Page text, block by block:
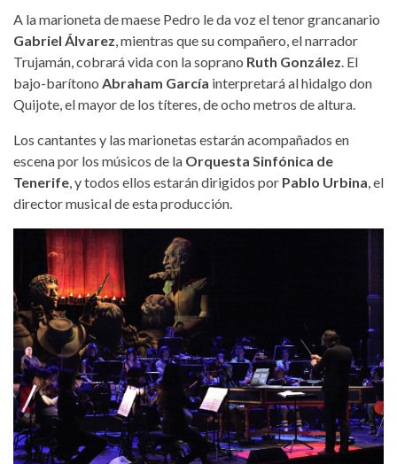
A la marioneta de maese Pedro le da voz el tenor grancanario
Gabriel Álvarez , mientras que su compañero, el narrador
Trujamán, cobrará vida con la soprano Ruth González . El
bajo-barítono Abraham García interpretará al hidalgo don
Quijote, el mayor de los títeres, de ocho metros de altura.
Los cantantes y las marionetas estarán acompañados en
escena por los músicos de la Orquesta Sinfónica de
Tenerife , y todos ellos estarán dirigidos por Pablo Urbina , el
director musical de esta producción.
quijote